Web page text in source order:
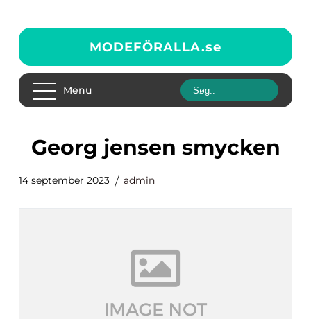
MODEFÖRALLA.se
Menu
georg jensen smycken
14 september 2023 admin